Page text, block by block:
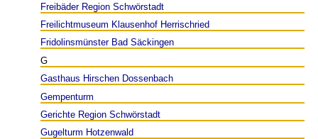
Freibäder Region Schwörstadt
Freilichtmuseum Klausenhof Herrischried
Fridolinsmünster Bad Säckingen
G
Gasthaus Hirschen Dossenbach
Gempenturm
Gerichte Region Schwörstadt
Gugelturm Hotzenwald